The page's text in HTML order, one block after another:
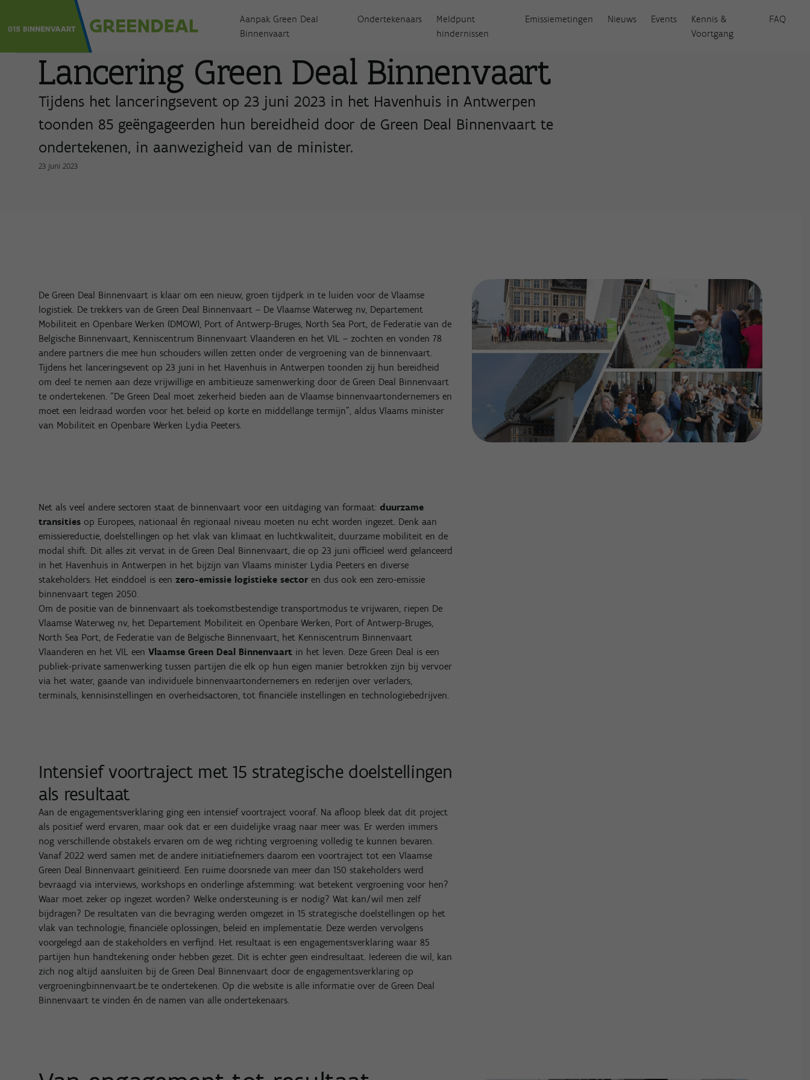
Aanpak Green Deal
Binnenvaart
Ondertekenaars
Meldpunt
hindernissen
Emissiemetingen Nieuws Events
Kennis &
Voortgang
FAQ
Lancering Green Deal Binnenvaart
Tijdens het lanceringsevent op 23 juni 2023 in het Havenhuis in Antwerpen
toonden 85 geëngageerden hun bereidheid door de Green Deal Binnenvaart te
ondertekenen, in aanwezigheid van de minister.
23 juni 2023
De Green Deal Binnenvaart is klaar om een nieuw, groen tijdperk in te luiden voor de Vlaamse
logistiek. De trekkers van de Green Deal Binnenvaart – De Vlaamse Waterweg nv, Departement
Mobiliteit en Openbare Werken (DMOW), Port of Antwerp-Bruges, North Sea Port, de Federatie van de
Belgische Binnenvaart, Kenniscentrum Binnenvaart Vlaanderen en het VIL – zochten en vonden 78
andere partners die mee hun schouders willen zetten onder de vergroening van de binnenvaart.
Tijdens het lanceringsevent op 23 juni in het Havenhuis in Antwerpen toonden zij hun bereidheid
om deel te nemen aan deze vrijwillige en ambitieuze samenwerking door de Green Deal Binnenvaart
te ondertekenen. “De Green Deal moet zekerheid bieden aan de Vlaamse binnenvaartondernemers en
moet een leidraad worden voor het beleid op korte en middellange termijn”, aldus Vlaams minister
van Mobiliteit en Openbare Werken Lydia Peeters.
Net als veel andere sectoren staat de binnenvaart voor een uitdaging van formaat: duurzame
transities op Europees, nationaal én regionaal niveau moeten nu echt worden ingezet. Denk aan
emissiereductie, doelstellingen op het vlak van klimaat en luchtkwaliteit, duurzame mobiliteit en de
modal shift. Dit alles zit vervat in de Green Deal Binnenvaart, die op 23 juni officieel werd gelanceerd
in het Havenhuis in Antwerpen in het bijzijn van Vlaams minister Lydia Peeters en diverse
stakeholders. Het einddoel is een zero-emissie logistieke sector en dus ook een zero-emissie
binnenvaart tegen 2050.
Om de positie van de binnenvaart als toekomstbestendige transportmodus te vrijwaren, riepen De
Vlaamse Waterweg nv, het Departement Mobiliteit en Openbare Werken, Port of Antwerp-Bruges,
North Sea Port, de Federatie van de Belgische Binnenvaart, het Kenniscentrum Binnenvaart
Vlaanderen en het VIL een Vlaamse Green Deal Binnenvaart in het leven. Deze Green Deal is een
publiek-private samenwerking tussen partijen die elk op hun eigen manier betrokken zijn bij vervoer
via het water, gaande van individuele binnenvaartondernemers en rederijen over verladers,
terminals, kennisinstellingen en overheidsactoren, tot financiële instellingen en technologiebedrijven.
Intensief voortraject met 15 strategische doelstellingen
als resultaat
Aan de engagementsverklaring ging een intensief voortraject vooraf. Na afloop bleek dat dit project
als positief werd ervaren, maar ook dat er een duidelijke vraag naar meer was. Er werden immers
nog verschillende obstakels ervaren om de weg richting vergroening volledig te kunnen bevaren.
Vanaf 2022 werd samen met de andere initiatiefnemers daarom een voortraject tot een Vlaamse
Green Deal Binnenvaart geïnitieerd. Een ruime doorsnede van meer dan 150 stakeholders werd
bevraagd via interviews, workshops en onderlinge afstemming: wat betekent vergroening voor hen?
Waar moet zeker op ingezet worden? Welke ondersteuning is er nodig? Wat kan/wil men zelf
bijdragen? De resultaten van die bevraging werden omgezet in 15 strategische doelstellingen op het
vlak van technologie, financiële oplossingen, beleid en implementatie. Deze werden vervolgens
voorgelegd aan de stakeholders en verfijnd. Het resultaat is een engagementsverklaring waar 85
partijen hun handtekening onder hebben gezet. Dit is echter geen eindresultaat. Iedereen die wil, kan
zich nog altijd aansluiten bij de Green Deal Binnenvaart door de engagementsverklaring op
vergroeningbinnenvaart.be te ondertekenen. Op die website is alle informatie over de Green Deal
Binnenvaart te vinden én de namen van alle ondertekenaars.